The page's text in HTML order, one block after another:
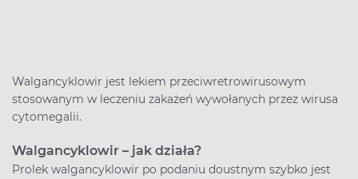
Walgancyklowir jest lekiem przeciwretrowirusowym
stosowanym w leczeniu zakażeń wywołanych przez wirusa
cytomegalii.
Walgancyklowir – jak działa?
Prolek walgancyklowir po podaniu doustnym szybko jest